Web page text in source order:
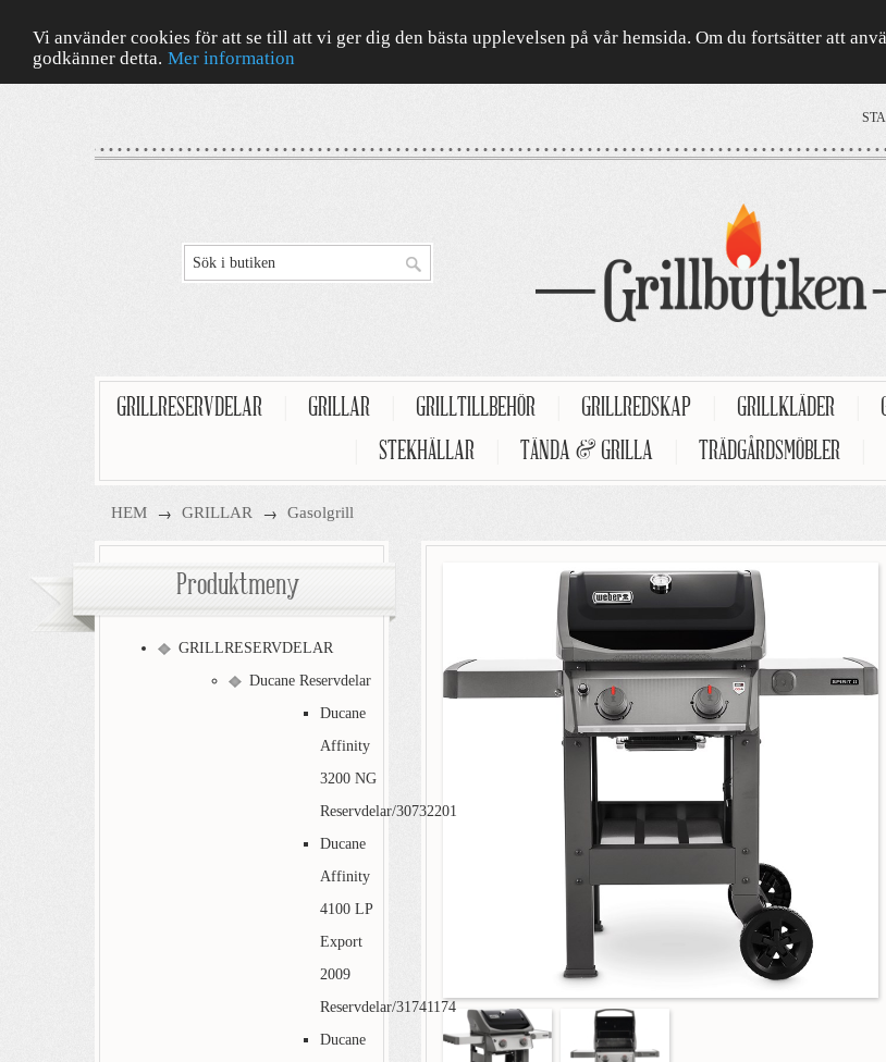
Vi använder cookies för att se till att vi ger dig den bästa upplevelsen på vår hemsida. Om du fortsätter att
godkänner detta. Mer information
GRILLRESERVDELAR GRILLAR GRILLTILLBEHÖR GRILLREDSKAP GRILLKLÄDER
STEKHÄLLAR TÄNDA & GRILLA TRÄDGÅRDSMÖBLER
HEM → GRILLAR → Gasolgrill
Produktmeny
GRILLRESERVDELAR
Ducane Reservdelar
Ducane
Affinity
3200 NG
Reservdelar/30732201
Ducane
Affinity
4100 LP
Export
2009
Reservdelar/31741174
Ducane